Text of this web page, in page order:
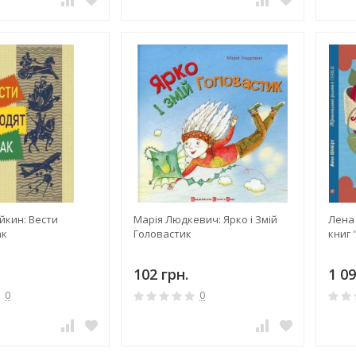
Вести
0
Марія Людкевич: Ярко і Змій
Головастик
102 грн.
0
Лена
1